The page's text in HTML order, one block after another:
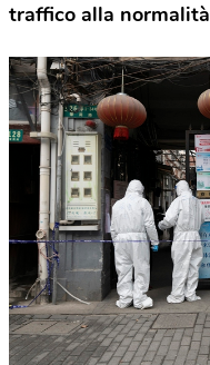
traffico alla normalità